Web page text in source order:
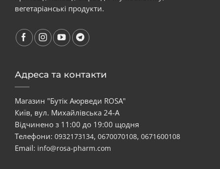
вегетаріанські продукти.
Адреса та контакти
Магазин "Бутік Аюрведи ROSA"
Київ, вул. Михайлівська 24-А
Відчинено з 11:00 до 19:00 щодня
Телефони: 0932173134, 0670070108, 0671600108
Email: info@rosa-pharm.com